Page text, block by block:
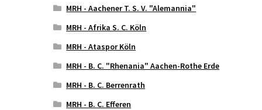
MRH - Aachener T. S. V. "Alemannia"
MRH - Afrika S. C. Köln
MRH - Ataspor Köln
MRH - B. C. "Rhenania" Aachen-Rothe Erde
MRH - B. C. Berrenrath
MRH - B. C. Efferen